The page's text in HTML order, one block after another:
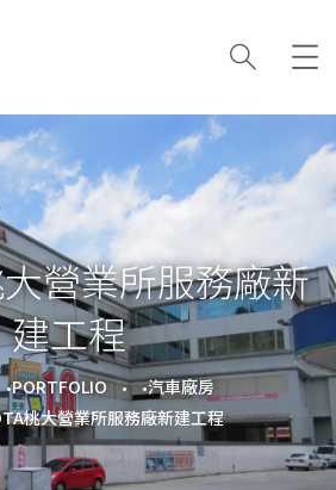
大營業所服務廠新
建工程
PORTFOLIO
汽車廠房
桃大營業所服務廠新建工程